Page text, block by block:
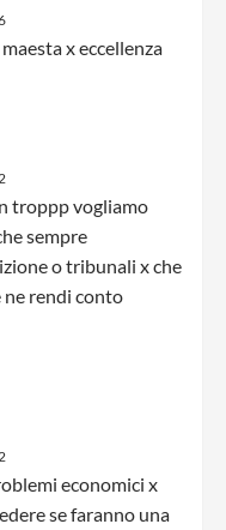
x eccellenza
troppp vogliamo
sempre
o tribunali x che
ne rendi conto
economici x
se faranno una